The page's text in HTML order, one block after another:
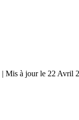
| Mis à jour le 22 Avril